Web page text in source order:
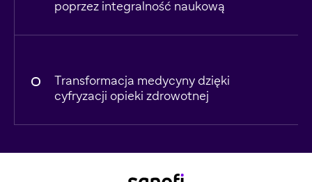
poprzez integralność naukową
Transformacja medycyny dzięki
cyfryzacji opieki zdrowotnej